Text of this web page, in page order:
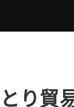
明日から
り貿